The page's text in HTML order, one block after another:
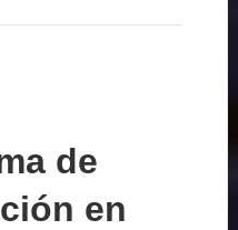
de
en